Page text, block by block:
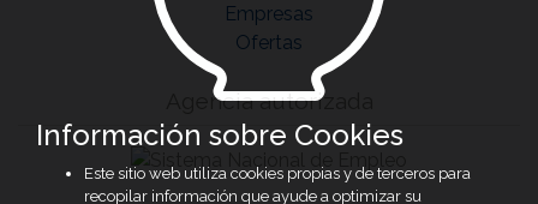
Empresas
Ofertas
Agencia autorizada
Información sobre Cookies
Este sitio web utiliza cookies propias y de terceros para
recopilar información que ayude a optimizar su